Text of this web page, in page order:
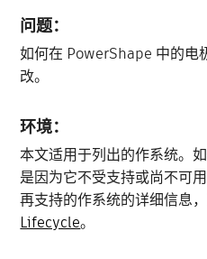
问题：
如何在 PowerShape 中的电
改。
环境：
本文适用于列出的作系统。
是因为它不受支持或尚不可
再支持的作系统的详细信息
Lifecycle。